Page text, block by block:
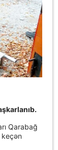
Qarabağ
keçən